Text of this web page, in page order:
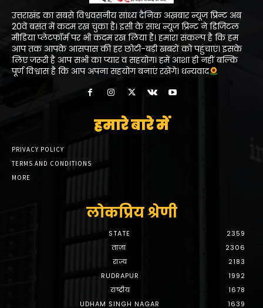
उत्तराखंड का सबसे विश्ववसनीय सांध्य दैनिक अख़बार न्यूज प्रिन्ट अब
20वें बसंत में कदम रख चुका है। इसी के साथ न्यूज प्रिन्ट ने डिजिटल
मीडिया प्लेटफॉर्म पर भी कदम रख लिया है। हमारा संकल्प है कि हम
आप तक आपके आसपास की हर छोटी-बड़ी खबरों को पहुंचाएं। इसके
लिए जरूरी है आप सभी का प्यार व सहयोग। हमें आशा ही नहीं बल्कि
पूर्ण विश्वास है कि आप अपना सहयोग बनाएं रखेंगे। धन्यवाद
हमारे बारे में
PRIVACY POLICY
TERMS AND CONDITIONS
MORE
लोकप्रिय श्रेणी
STATE
2359
ताज़ा
2306
राज्य
2183
RUDRAPUR
1992
राष्ट्रीय
1678
UDHAM SINGH NAGAR
1639